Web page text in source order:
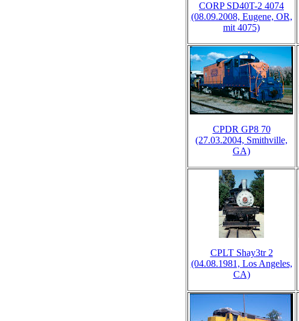
CORP SD40T-2 4074
(08.09.2008, Eugene, OR,
mit 4075)
CPDR GP8 70
(27.03.2004, Smithville,
GA)
CPLT Shay3tr 2
(04.08.1981, Los Angeles,
CA)